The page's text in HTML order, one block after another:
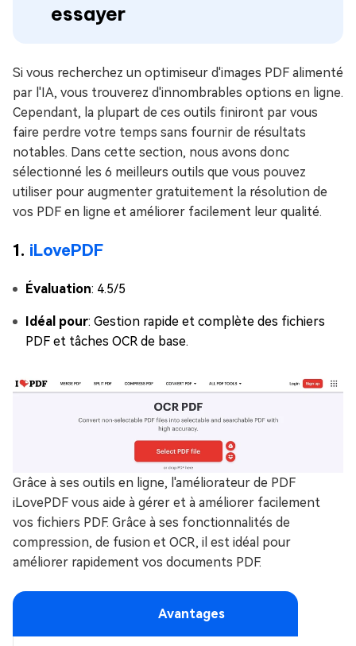
essayer
Si vous recherchez un optimiseur d'images PDF alimenté
par l'IA, vous trouverez d'innombrables options en ligne.
Cependant, la plupart de ces outils finiront par vous
faire perdre votre temps sans fournir de résultats
notables. Dans cette section, nous avons donc
sélectionné les 6 meilleurs outils que vous pouvez
utiliser pour augmenter gratuitement la résolution de
vos PDF en ligne et améliorer facilement leur qualité.
1. iLovePDF
Évaluation: 4.5/5
Idéal pour: Gestion rapide et complète des fichiers
PDF et tâches OCR de base.
Grâce à ses outils en ligne, l'améliorateur de PDF
iLovePDF vous aide à gérer et à améliorer facilement
vos fichiers PDF. Grâce à ses fonctionnalités de
compression, de fusion et OCR, il est idéal pour
améliorer rapidement vos documents PDF.
Avantages